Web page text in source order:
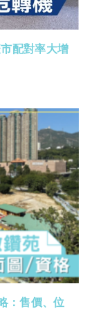
配對率大增
：售價、位